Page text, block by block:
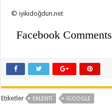
© iyikidoğdun.net
Facebook Comments
Etiketler EKLENTI IGOOGLE